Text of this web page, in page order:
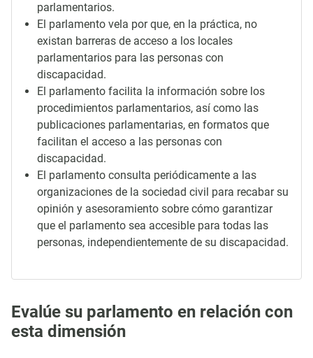
parlamentarios.
El parlamento vela por que, en la práctica, no
existan barreras de acceso a los locales
parlamentarios para las personas con
discapacidad.
El parlamento facilita la información sobre los
procedimientos parlamentarios, así como las
publicaciones parlamentarias, en formatos que
facilitan el acceso a las personas con
discapacidad.
El parlamento consulta periódicamente a las
organizaciones de la sociedad civil para recabar su
opinión y asesoramiento sobre cómo garantizar
que el parlamento sea accesible para todas las
personas, independientemente de su discapacidad.
Evalúe su parlamento en relación con
esta dimensión